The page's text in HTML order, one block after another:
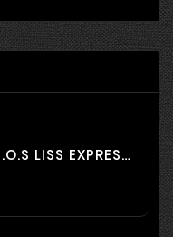
NEW* FELPS S.O.S LISS EXPRESS 230ML